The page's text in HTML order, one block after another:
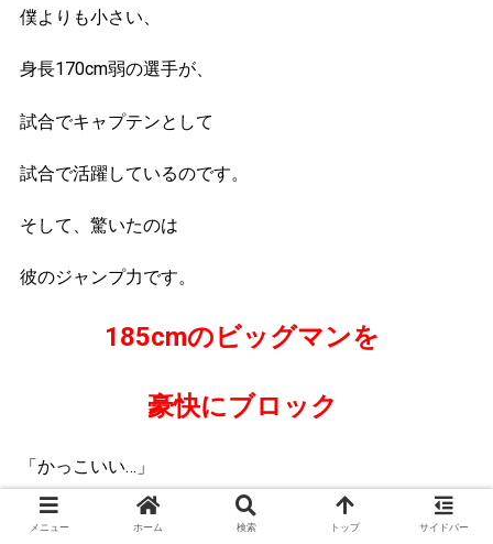
僕よりも小さい、
身長170cm弱の選手が、
試合でキャプテンとして
試合で活躍しているのです。
そして、驚いたのは
彼のジャンプ力です。
185cmのビッグマンを
豪快にブロック
「かっこいい…」
「おれもあんな風にビッグマンと戦えたら…」
メニュー ホーム 検索 トップ サイドバー